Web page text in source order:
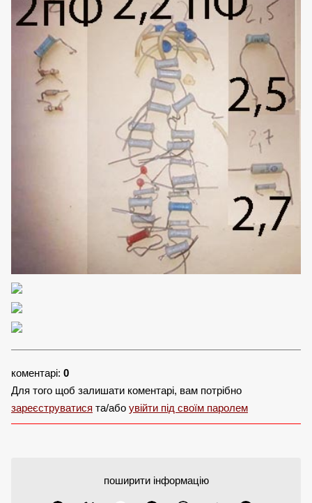
коментарі: 0
Для того щоб залишати коментарі, вам потрібно
зареєструватися та/або увійти під своїм паролем
поширити інформацію